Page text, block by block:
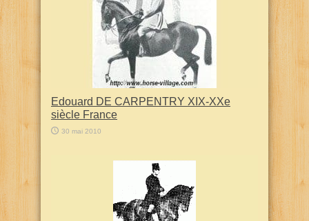
Edouard DE CARPENTRY XIX-XXe
siècle France
30 mai 2010